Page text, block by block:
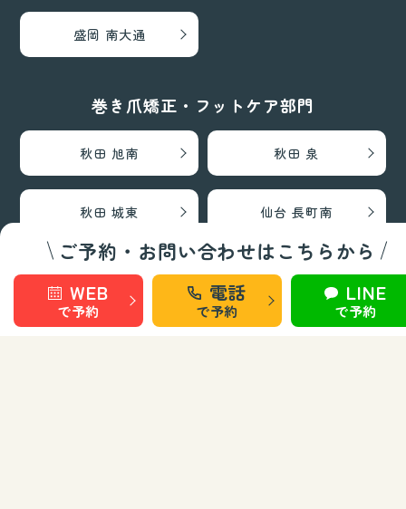
ご予約・お問い合わせはこちらから
WEB
で予約
電話
で予約
LINE
で予約
盛岡 南大通
巻き爪矯正・フットケア部門
秋田 旭南 秋田 泉
秋田 城東 仙台 長町南
盛岡 上田 盛岡 南大通